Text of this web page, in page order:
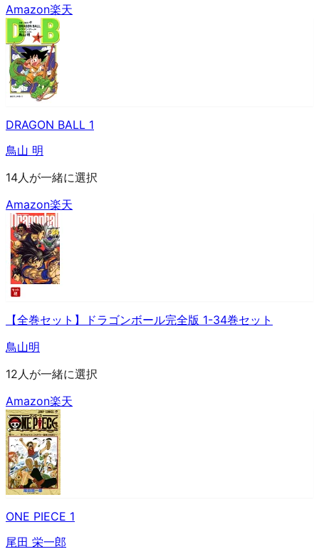
Amazon楽天
DRAGON BALL 1
鳥山 明
14人が一緒に選択
Amazon楽天
【全巻セット】ドラゴンボール完全版 1-34巻セット
鳥山明
12人が一緒に選択
Amazon楽天
ONE PIECE 1
尾田 栄一郎